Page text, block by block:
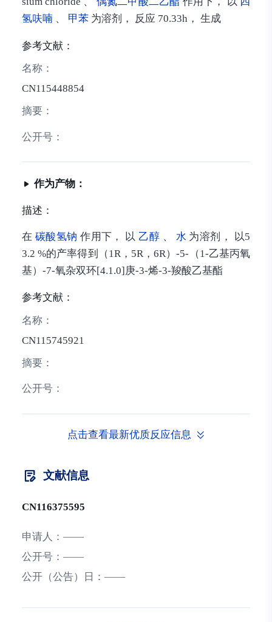
氢呋喃 、 甲苯为溶剂， 反应 70.33h， 生成
参考文献：
名称：
CN115448854
摘要：
公开号：
作为产物：
描述：
在 碳酸氢钠 作用下， 以 乙醇 、 水 为溶剂， 以5
3.2 %的产率得到（1R，5R，6R）-5-（1-乙基丙氧
基）-7-氧杂双环[4.1.0]庚-3-烯-3-羧酸乙基酯
参考文献：
名称：
CN115745921
摘要：
公开号：
点击查看最新优质反应信息
文献信息
CN116375595
申请人： ——
公开号： ——
公开（公告）日： ——